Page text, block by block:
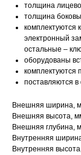
толщина
толщина
комплектуются
электронный
остальные –
оборудованы
комплектуются
поставляются
Внешняя ширина,
Внешняя высота,
Внешняя глубина,
Внутренняя
Внутренняя